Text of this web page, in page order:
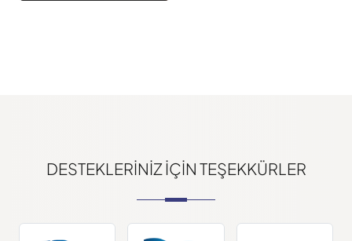
DESTEKLERINIZ IÇIN TEŞEKKÜRLER